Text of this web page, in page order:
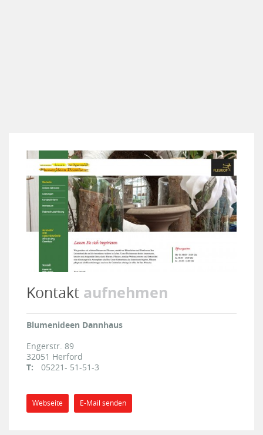
Kontakt aufnehmen
Blumenideen Dannhaus
Engerstr. 89
32051 Herford
T:
05221- 51-51-3
Webseite E-Mail senden